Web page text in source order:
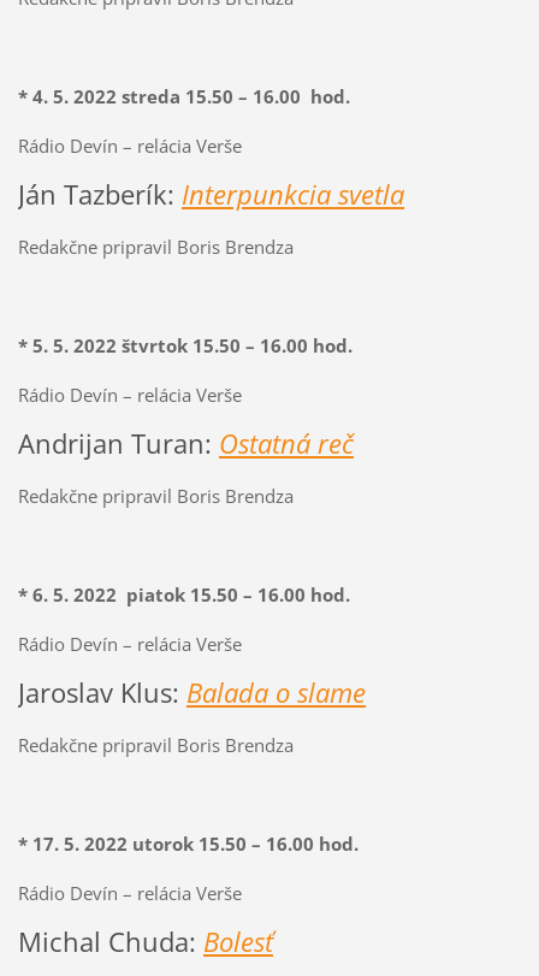
* 4. 5. 2022 streda 15.50 – 16.00 hod.
Rádio Devín – relácia Verše
Ján Tazberík: Interpunkcia svetla
Redakčne pripravil Boris Brendza
* 5. 5. 2022 štvrtok 15.50 – 16.00 hod.
Rádio Devín – relácia Verše
Andrijan Turan: Ostatná reč
Redakčne pripravil Boris Brendza
* 6. 5. 2022 piatok 15.50 – 16.00 hod.
Rádio Devín – relácia Verše
Jaroslav Klus: Balada o slame
Redakčne pripravil Boris Brendza
* 17. 5. 2022 utorok 15.50 – 16.00 hod.
Rádio Devín – relácia Verše
Michal Chuda: Bolesť